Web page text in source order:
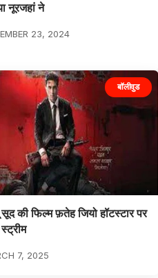
नूरजहां ने
23, 2024
बॉलीवुड
की फिल्म फ़तेह जियो हॉटस्टार पर
स्ट्रीम
7, 2025